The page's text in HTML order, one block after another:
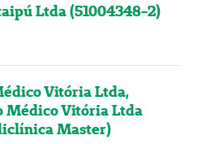
Ltda (51004348-2)
Vitória Ltda,
Médico Vitória Ltda
Master)